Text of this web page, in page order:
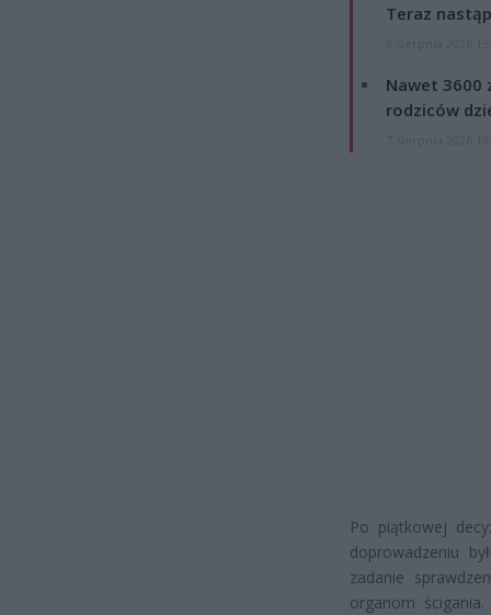
Teraz
Nawet 3600
rodziców
Po piątkowej
doprowadzeniu
zadanie
organom